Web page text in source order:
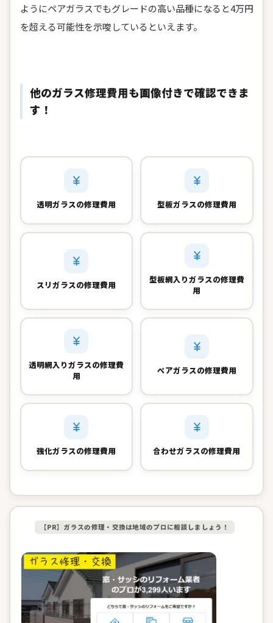
ようにペアガラスでもグレードの高い品種になると4万円
を超える可能性を示唆しているといえます。
他のガラス修理費用も画像付きで確認できま
す！
透明ガラスの修理費用 型板ガラスの修理費用
スリガラスの修理費用
型板網入りガラスの修理費
用
透明網入りガラスの修理費
用
ペアガラスの修理費用
強化ガラスの修理費用 合わせガラスの修理費用
【PR】ガラスの修理・交換は地域のプロに相談しましょう！